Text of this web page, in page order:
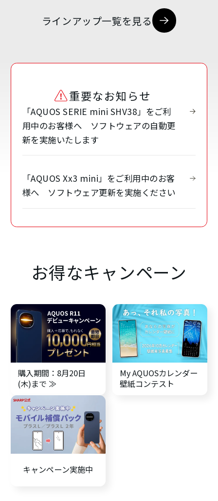
ラインアップ一覧を見る
重要なお知らせ
「AQUOS SERIE mini SHV38」をご利
用中のお客様へ ソフトウェアの自動更
新を実施いたします
「AQUOS Xx3 mini」をご利用中のお客
様へ ソフトウェア更新を実施ください
お得なキャンペーン
購入期間：8月20日
(木)まで ≫
My AQUOSカレンダー
壁紙コンテスト
キャンペーン実施中